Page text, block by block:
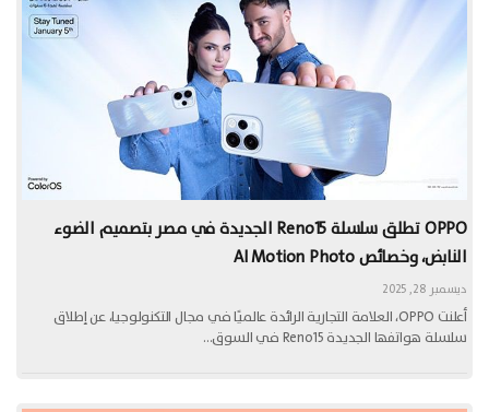
OPPO تطلق سلسلة Reno15 الجديدة في مصر بتصميم الضوء
النابض، وخصائص AI Motion Photo
ديسمبر 28, 2025
أعلنت OPPO، العلامة التجارية الرائدة عالميًا في مجال التكنولوجيا، عن إطلاق
سلسلة هواتفها الجديدة Reno15 في السوق…